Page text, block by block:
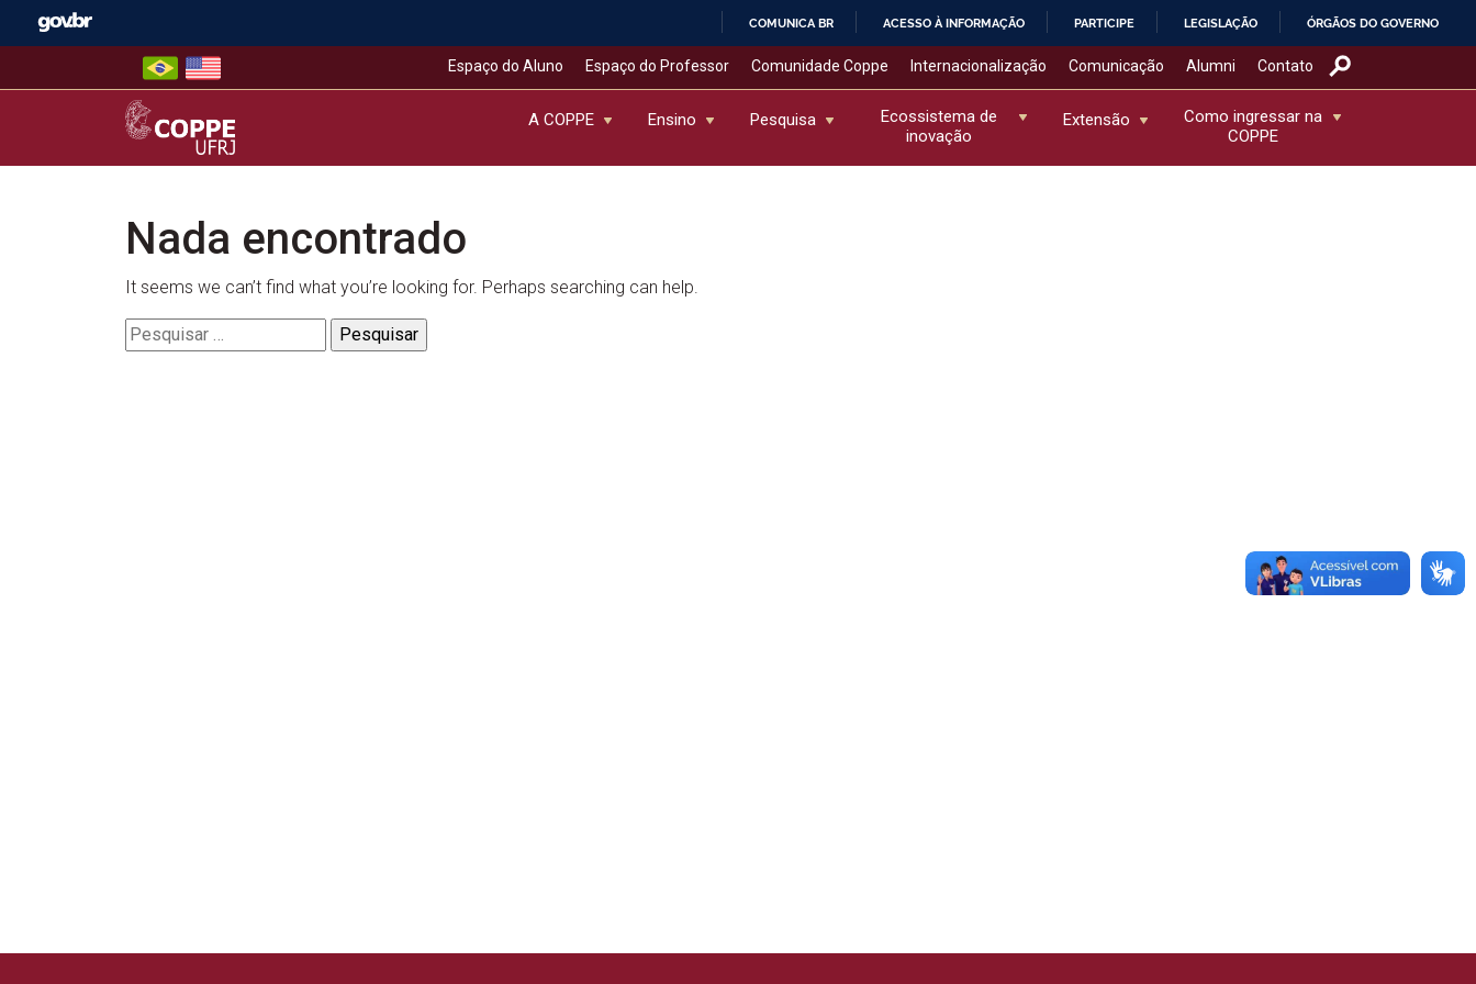
COMUNICA BR ACESSO À INFORMAÇÃO PARTICIPE LEGISLAÇÃO ÓRGÃOS DO GOVERNO
Espaço do Aluno Espaço do Professor Comunidade Coppe Internacionalização Comunicação Alumni Contato
COPPE – UFRJ
A COPPE Ensino Pesquisa
Ecossistema de
inovação
Extensão
Como ingressar na
COPPE
Nada encontrado
It seems we can’t find what you’re looking for. Perhaps searching can help.
Pesquisar
por: